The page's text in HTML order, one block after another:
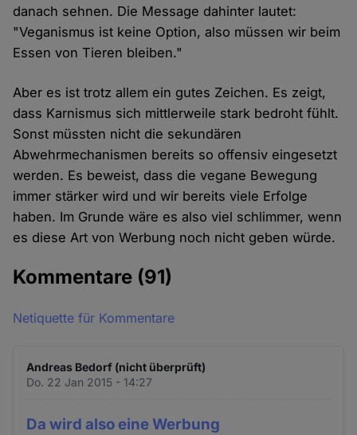
danach sehnen. Die Message dahinter lautet:
"Veganismus ist keine Option, also müssen wir beim
Essen von Tieren bleiben."
Aber es ist trotz allem ein gutes Zeichen. Es zeigt,
dass Karnismus sich mittlerweile stark bedroht fühlt.
Sonst müssten nicht die sekundären
Abwehrmechanismen bereits so offensiv eingesetzt
werden. Es beweist, dass die vegane Bewegung
immer stärker wird und wir bereits viele Erfolge
haben. Im Grunde wäre es also viel schlimmer, wenn
es diese Art von Werbung noch nicht geben würde.
Kommentare (91)
Netiquette für Kommentare
Andreas Bedorf (nicht überprüft)
Do. 22 Jan 2015 - 14:27
Da wird also eine Werbung